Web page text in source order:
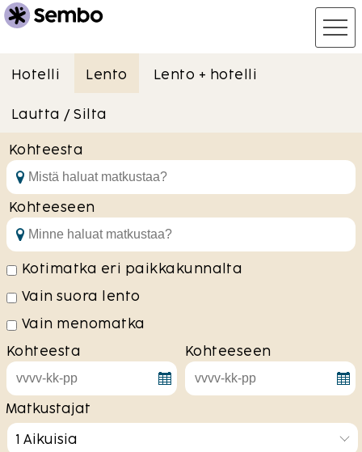
Hotelli Lento Lento + hotelli
Lautta / Silta
Kohteesta
Kohteeseen
Kotimatka eri paikkakunnalta
Vain suora lento
Vain menomatka
Kohteesta Kohteeseen
Matkustajat
1 Aikuisia